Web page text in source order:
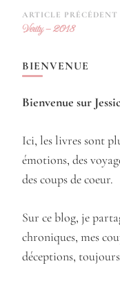
Navigation
d’article
ARTICLE PRÉCÉDENT
Verity – 2018
BIENVENUE
Bienvenue sur
Ici, les livres sont
émotions, des
des coups de coeur.
Sur ce blog, je
chroniques, mes
déceptions,